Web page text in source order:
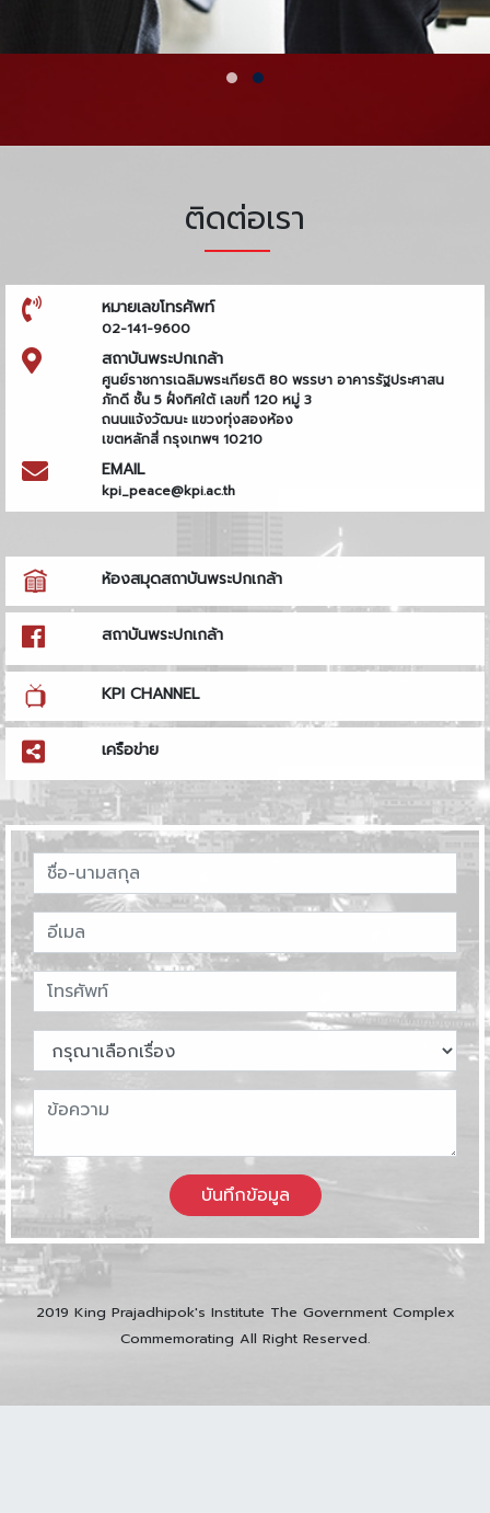
ติดต่อเรา
หมายเลขโทรศัพท์
02-141-9600
สถาบันพระปกเกล้า
ศูนย์ราชการเฉลิมพระเกียรติ 80 พรรษา อาคารรัฐประศาสน
ภักดี ชั้น 5 ฝั่งทิศใต้ เลขที่ 120 หมู่ 3
ถนนแจ้งวัฒนะ แขวงทุ่งสองห้อง
เขตหลักสี่ กรุงเทพฯ 10210
EMAIL
kpi_peace@kpi.ac.th
ห้องสมุดสถาบันพระปกเกล้า
สถาบันพระปกเกล้า
KPI CHANNEL
เครือข่าย
บันทึกข้อมูล
2019 King Prajadhipok's Institute The Government Complex
Commemorating All Right Reserved.